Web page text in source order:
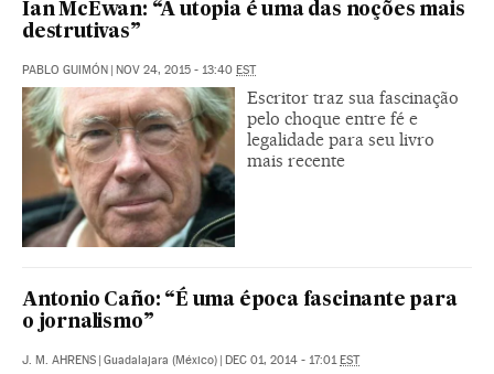
Ian McEwan: “A utopia é uma das noções mais
destrutivas”
PABLO GUIMÓN | NOV 24, 2015 - 13:40 EST
Escritor traz sua fascinação
pelo choque entre fé e
legalidade para seu livro
mais recente
Antonio Caño: “É uma época fascinante para
o jornalismo”
J. M. AHRENS | Guadalajara (México) | DEC 01, 2014 - 17:01EST